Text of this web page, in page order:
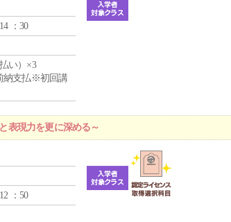
：30
い）×3
納支払※初回講
表現力を更に深める～
：50